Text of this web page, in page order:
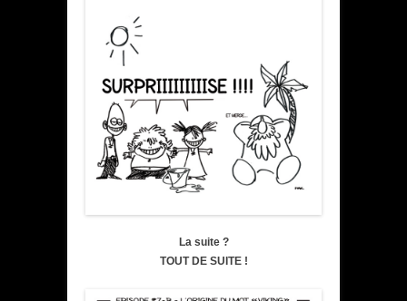
La suite ?
TOUT DE SUITE !